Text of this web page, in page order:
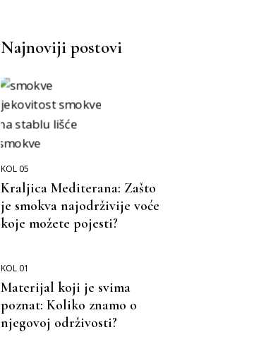
Najnoviji postovi
KOL 05
Kraljica Mediterana: Zašto
je smokva najodrživije voće
koje možete pojesti?
KOL 01
Materijal koji je svima
poznat: Koliko znamo o
njegovoj održivosti?